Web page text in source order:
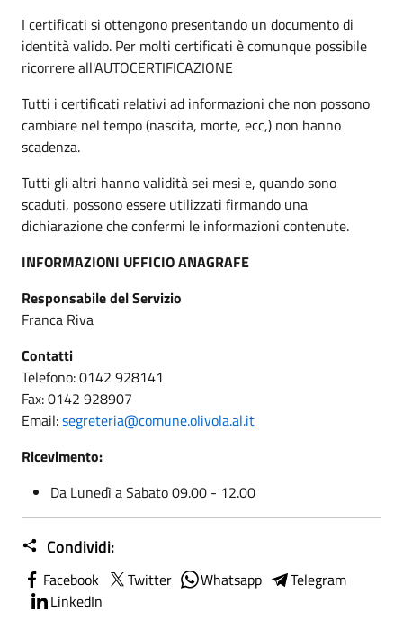
I certificati si ottengono presentando un documento di
identità valido. Per molti certificati è comunque possibile
ricorrere all'AUTOCERTIFICAZIONE
Tutti i certificati relativi ad informazioni che non possono
cambiare nel tempo (nascita, morte, ecc,) non hanno
scadenza.
Tutti gli altri hanno validità sei mesi e, quando sono
scaduti, possono essere utilizzati firmando una
dichiarazione che confermi le informazioni contenute.
INFORMAZIONI UFFICIO ANAGRAFE
Responsabile del Servizio
Franca Riva
Contatti
Telefono: 0142 928141
Fax: 0142 928907
Email:segreteria@comune.olivola.al.it
Ricevimento:
Da Lunedì a Sabato 09.00 - 12.00
Condividi:
Facebook Twitter Whatsapp
Telegram
LinkedIn